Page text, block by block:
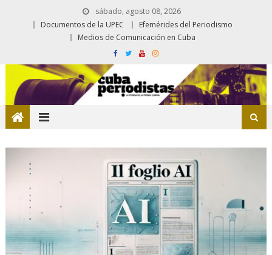
sábado, agosto 08, 2026
Documentos de la UPEC
Efemérides del Periodismo
Medios de Comunicación en Cuba